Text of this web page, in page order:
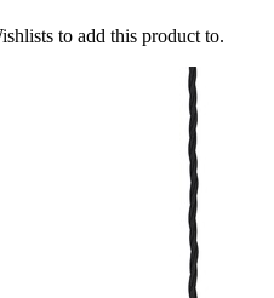
to add this product to.